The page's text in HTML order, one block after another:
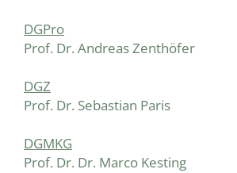
DGPro
Prof. Dr. Andreas Zenthöfer
DGZ
Prof. Dr. Sebastian Paris
DGMKG
Prof. Dr. Dr. Marco Kesting